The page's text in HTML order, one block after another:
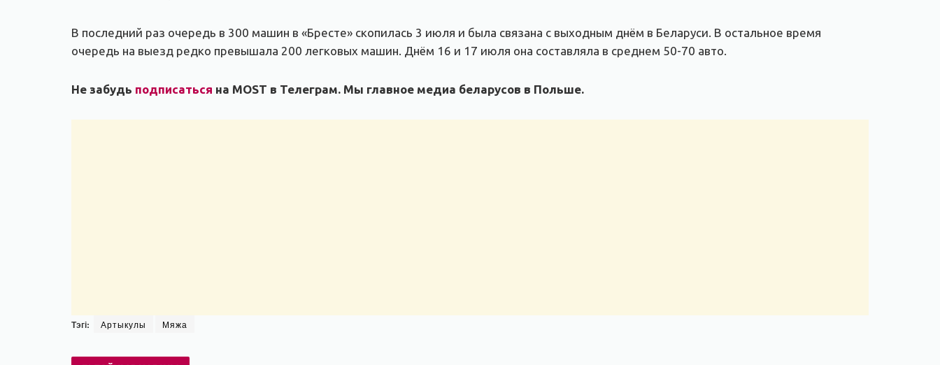
В последний раз очередь в 300 машин в «Бресте» скопилась 3 июля и была связана с выходным днём в Беларуси. В остальное время
очередь на выезд редко превышала 200 легковых машин. Днём 16 и 17 июля она составляла в среднем 50-70 авто.
Не забудь подписаться на MOST в Телеграм. Мы главное медиа беларусов в Польше.
Тэгі: Артыкулы Мяжа